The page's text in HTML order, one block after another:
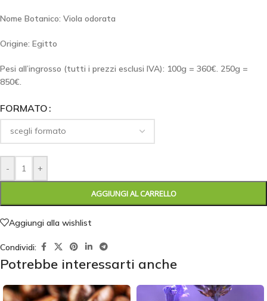
Nome Botanico: Viola odorata
Origine: Egitto
Pesi all’ingrosso (tutti i prezzi esclusi IVA): 100g = 360€. 250g =
850€.
FORMATO
- +
AGGIUNGI AL CARRELLO
Aggiungi alla wishlist
Condividi:
Potrebbe interessarti anche